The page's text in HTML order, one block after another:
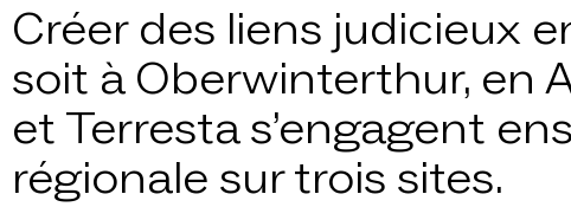
Créer des liens judicieux
soit à Oberwinterthur, en
et Terresta s’engagent
régionale sur trois sites.